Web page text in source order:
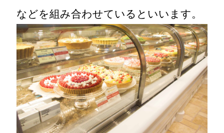
などを組み合わせているといいます。